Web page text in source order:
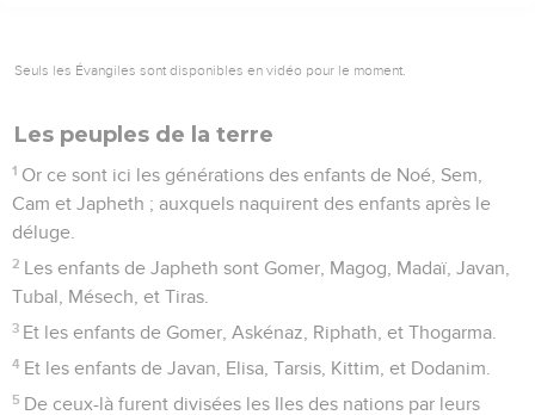
Seuls les Évangiles sont disponibles en vidéo pour le moment.
Les peuples de la terre
1 Or ce sont ici les générations des enfants de Noé, Sem,
Cam et Japheth ; auxquels naquirent des enfants après le
déluge.
2 Les enfants de Japheth sont Gomer, Magog, Madaï, Javan,
Tubal, Mésech, et Tiras.
3 Et les enfants de Gomer, Askénaz, Riphath, et Thogarma.
4 Et les enfants de Javan, Elisa, Tarsis, Kittim, et Dodanim.
5 De ceux-là furent divisées les Iles des nations par leurs